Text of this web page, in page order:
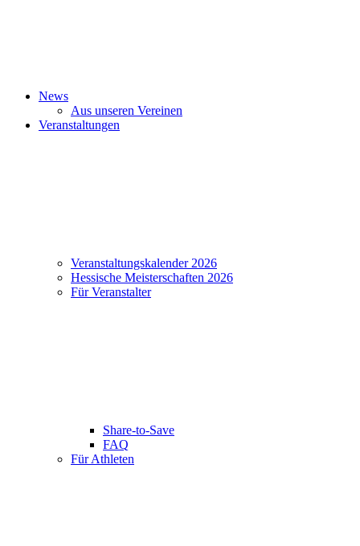
News
Aus unseren Vereinen
Veranstaltungen
Veranstaltungskalender 2026
Hessische Meisterschaften 2026
Für Veranstalter
Share-to-Save
FAQ
Für Athleten